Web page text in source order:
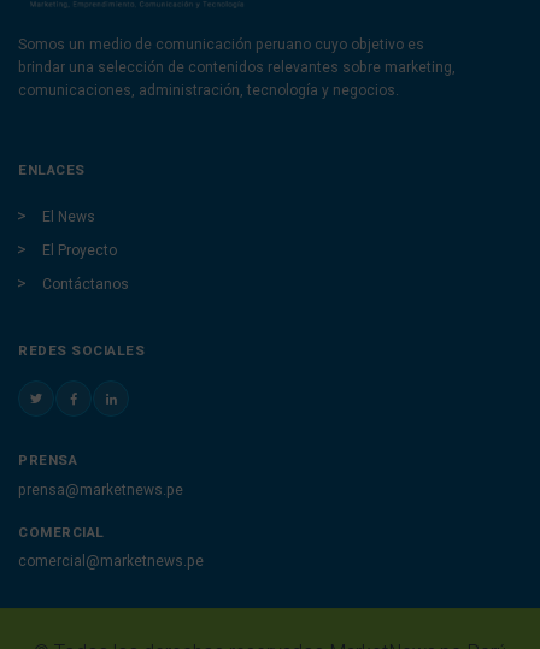
Somos un medio de comunicación peruano cuyo objetivo es
brindar una selección de contenidos relevantes sobre marketing,
comunicaciones, administración, tecnología y negocios.
ENLACES
El News
El Proyecto
Contáctanos
REDES SOCIALES
PRENSA
prensa@marketnews.pe
COMERCIAL
comercial@marketnews.pe